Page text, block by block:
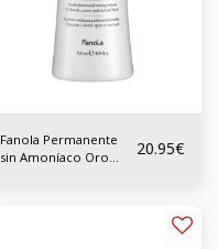
Fanola Permanente
sin Amoníaco Oro
20.95€